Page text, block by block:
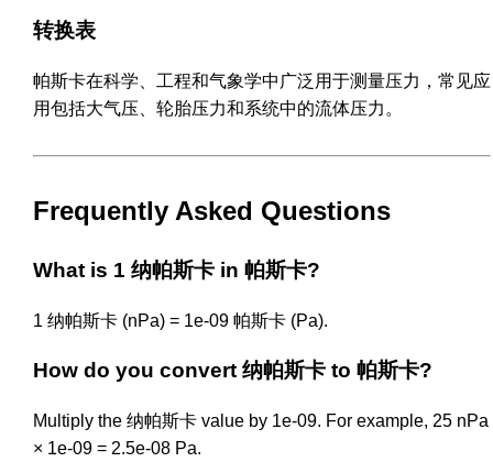
转换表
帕斯卡在科学、工程和气象学中广泛用于测量压力，常见应
用包括大气压、轮胎压力和系统中的流体压力。
Frequently Asked Questions
What is 1 纳帕斯卡 in 帕斯卡?
1 纳帕斯卡 (nPa) = 1e-09 帕斯卡 (Pa).
How do you convert 纳帕斯卡 to 帕斯卡?
Multiply the 纳帕斯卡 value by 1e-09. For example, 25 nPa
× 1e-09 = 2.5e-08 Pa.